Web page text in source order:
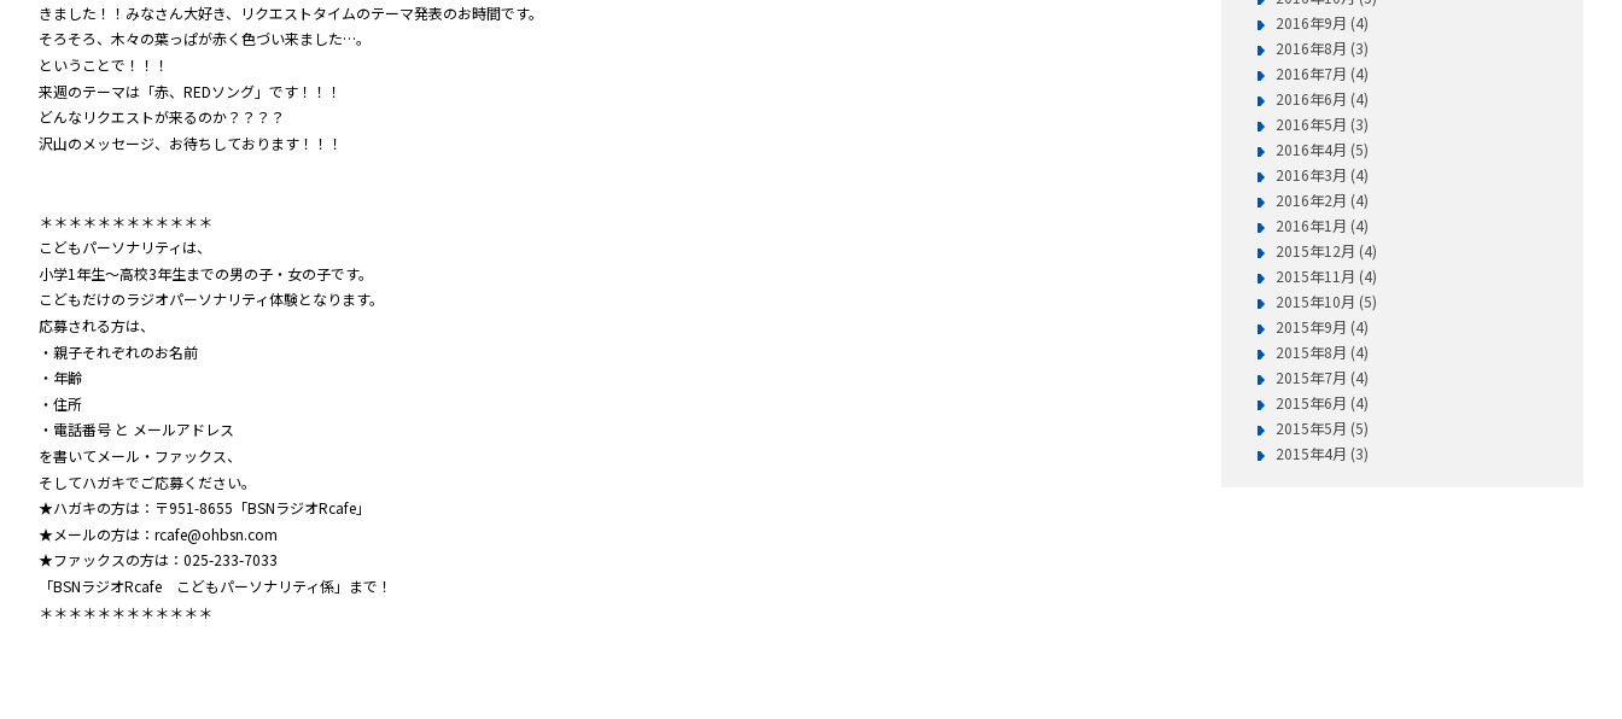
きました！！みなさん大好き、リクエストタイムのテーマ発表のお時間です。
そろそろ、木々の葉っぱが赤く色づい来ました…。
ということで！！！
来週のテーマは「赤、REDソング」です！！！
どんなリクエストが来るのか？？？？
沢山のメッセージ、お待ちしております！！！
＊＊＊＊＊＊＊＊＊＊＊＊
こどもパーソナリティは、
小学1年生～高校3年生までの男の子・女の子です。
こどもだけのラジオパーソナリティ体験となります。
応募される方は、
・親子それぞれのお名前
・年齢
・住所
・電話番号 と メールアドレス
を書いてメール・ファックス、
そしてハガキでご応募ください。
★ハガキの方は：〒951-8655「BSNラジオRcafe」
★メールの方は：rcafe@ohbsn.com
★ファックスの方は：025-233-7033
「BSNラジオRcafe こどもパーソナリティ係」まで！
＊＊＊＊＊＊＊＊＊＊＊＊
2016年9月 (4)
2016年8月 (3)
2016年7月 (4)
2016年6月 (4)
2016年5月 (3)
2016年4月 (5)
2016年3月 (4)
2016年2月 (4)
2016年1月 (4)
2015年12月 (4)
2015年11月 (4)
2015年10月 (5)
2015年9月 (4)
2015年8月 (4)
2015年7月 (4)
2015年6月 (4)
2015年5月 (5)
2015年4月 (3)